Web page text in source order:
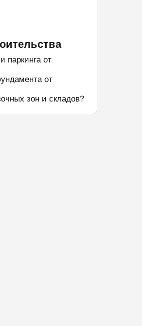
паркинга от
от
зон и складов?